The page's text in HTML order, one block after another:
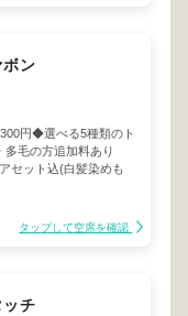
ボン
円◆選べる5種類のト
毛の方追加料あり
セット込(白髪染めも
タップして空席を確認
ッチ